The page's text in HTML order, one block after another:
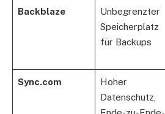
Backblaze
Unbegrenzter
Speicherplatz
für Backups
Sync.com
Hoher
Datenschutz,